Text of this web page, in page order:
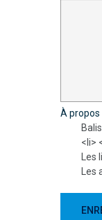
À
<li>